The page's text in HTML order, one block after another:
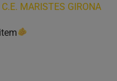
C.E. MARISTES GIRONA